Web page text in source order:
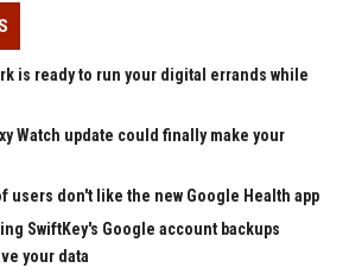
is ready to run your digital errands while
Watch update could finally make your
users don't like the new Google Health app
SwiftKey's Google account backups
your data